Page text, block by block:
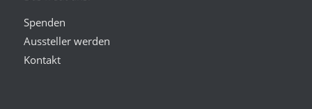
Spenden
Aussteller werden
Kontakt